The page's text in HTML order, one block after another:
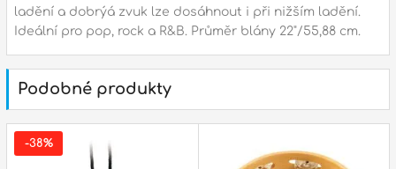
Otevírací doba
pondělí – pátek :10:00 – 18:00
neděle :ZAVŘENO
státní svátky :ZAVŘENO
ladění a dobrýá zvuk lze dosáhnout i při nižším ladění.
Ideální pro pop, rock a R&B. Průměr blány 22"/55,88 cm.
Podobné produkty
-38%